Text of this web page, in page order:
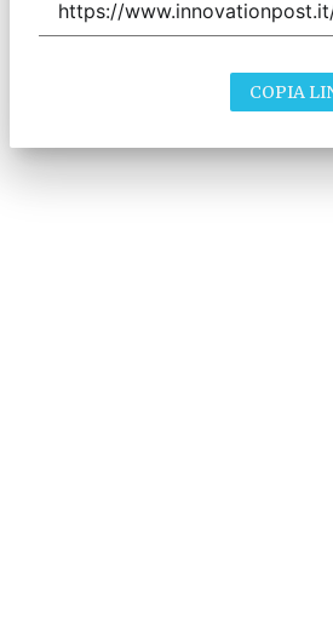
COPIA